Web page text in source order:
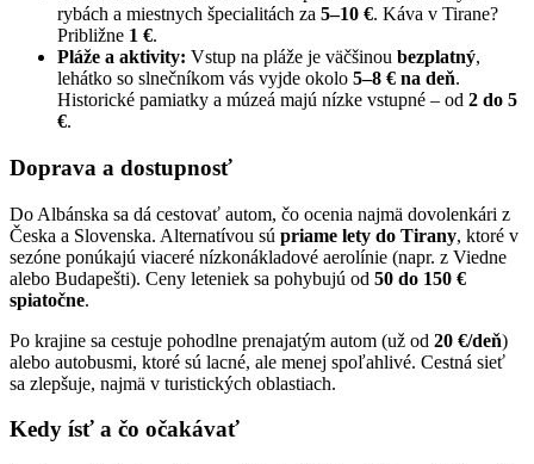
rybách a miestnych špecialitách za 5–10 €. Káva v Tirane?
Približne 1 €.
Pláže a aktivity: Vstup na pláže je väčšinou bezplatný,
lehátko so slnečníkom vás vyjde okolo 5–8 € na deň.
Historické pamiatky a múzeá majú nízke vstupné – od 2 do 5
€.
Doprava a dostupnosť
Do Albánska sa dá cestovať autom, čo ocenia najmä dovolenkári z
Česka a Slovenska. Alternatívou sú priame lety do Tirany, ktoré v
sezóne ponúkajú viaceré nízkonákladové aerolínie (napr. z Viedne
alebo Budapešti). Ceny leteniek sa pohybujú od 50 do 150 €
spiatočne.
Po krajine sa cestuje pohodlne prenajatým autom (už od 20 €/deň)
alebo autobusmi, ktoré sú lacné, ale menej spoľahlivé. Cestná sieť
sa zlepšuje, najmä v turistických oblastiach.
Kedy ísť a čo očakávať